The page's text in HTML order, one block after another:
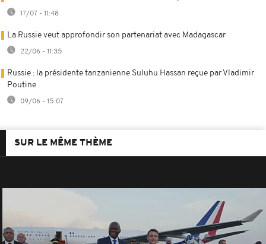
17/07 - 11:48
La Russie veut approfondir son partenariat avec Madagascar
22/06 - 11:35
Russie : la présidente tanzanienne Suluhu Hassan reçue par Vladimir
Poutine
09/06 - 15:07
SUR LE MÊME THÈME